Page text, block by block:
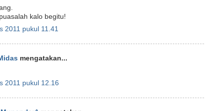
kalo begitu!
2011 pukul 11.41
mengatakan...
2011 pukul 12.16